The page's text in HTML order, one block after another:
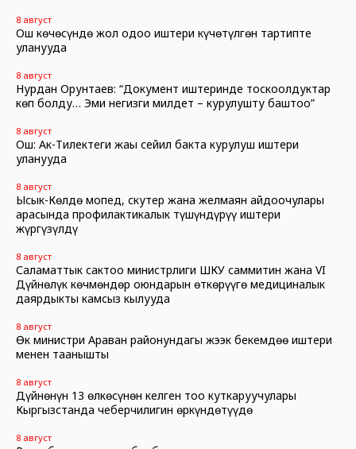
8 август
Ош көчөсүндө жол оңдоо иштери күчөтүлгөн тартипте
уланууда
8 август
Нурдан Орунтаев: “Документ иштеринде тоскоолдуктар
көп болду… Эми негизги милдет – курулушту баштоо”
8 август
Ош: Ак-Тилектеги жаңы сейил бакта курулуш иштери
уланууда
8 август
Ысык-Көлдө мопед, скутер жана желмаян айдоочулары
арасында профилактикалык түшүндүрүү иштери
жүргүзүлдү
8 август
Саламаттык сактоо министрлиги ШКУ саммитин жана VI
Дүйнөлүк көчмөндөр оюндарын өткөрүүгө медициналык
даярдыкты камсыз кылууда
8 август
Өк министри Араван районундагы жээк бекемдөө иштери
менен таанышты
8 август
Дүйнөнүн 13 өлкөсүнөн келген тоо куткаруучулары
Кыргызстанда чеберчилигин өркүндөтүүдө
8 август